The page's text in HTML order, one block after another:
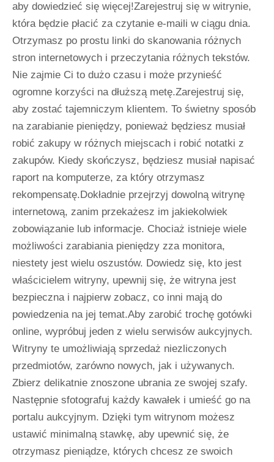
aby dowiedzieć się więcej!Zarejestruj się w witrynie,
która będzie płacić za czytanie e-maili w ciągu dnia.
Otrzymasz po prostu linki do skanowania różnych
stron internetowych i przeczytania różnych tekstów.
Nie zajmie Ci to dużo czasu i może przynieść
ogromne korzyści na dłuższą metę.Zarejestruj się,
aby zostać tajemniczym klientem. To świetny sposób
na zarabianie pieniędzy, ponieważ będziesz musiał
robić zakupy w różnych miejscach i robić notatki z
zakupów. Kiedy skończysz, będziesz musiał napisać
raport na komputerze, za który otrzymasz
rekompensatę.Dokładnie przejrzyj dowolną witrynę
internetową, zanim przekażesz im jakiekolwiek
zobowiązanie lub informacje. Chociaż istnieje wiele
możliwości zarabiania pieniędzy zza monitora,
niestety jest wielu oszustów. Dowiedz się, kto jest
właścicielem witryny, upewnij się, że witryna jest
bezpieczna i najpierw zobacz, co inni mają do
powiedzenia na jej temat.Aby zarobić trochę gotówki
online, wypróbuj jeden z wielu serwisów aukcyjnych.
Witryny te umożliwiają sprzedaż niezliczonych
przedmiotów, zarówno nowych, jak i używanych.
Zbierz delikatnie znoszone ubrania ze swojej szafy.
Następnie sfotografuj każdy kawałek i umieść go na
portalu aukcyjnym. Dzięki tym witrynom możesz
ustawić minimalną stawkę, aby upewnić się, że
otrzymasz pieniądze, których chcesz ze swoich